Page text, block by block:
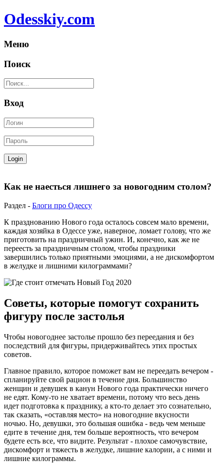
Odesskiy.com
Меню
Поиск
Вход
Как не наесться лишнего за новогодним столом?
Раздел - Блоги про Одессу
К празднованию Нового года осталось совсем мало времени,
каждая хозяйка в Одессе уже, наверное, ломает голову, что же
приготовить на праздничный ужин. И, конечно, как же не
переесть за праздничным столом, чтобы праздники
завершились только приятными эмоциями, а не дискомфортом
в желудке и лишними килограммами?
Советы, которые помогут сохранить
фигуру после застолья
Чтобы новогоднее застолье прошло без переедания и без
последствий для фигуры, придерживайтесь этих простых
советов.
Главное правило, которое поможет вам не переедать вечером -
спланируйте свой рацион в течение дня. Большинство
женщин и девушек в канун Нового года практически ничего
не едят. Кому-то не хватает времени, потому что весь день
идет подготовка к празднику, а кто-то делает это сознательно,
так сказать, «оставляя место» на новогодние вкусности
ночью. Но, девушки, это большая ошибка - ведь чем меньше
едите в течение дня, тем больше вероятность, что вечером
будете есть все, что видите. Результат - плохое самочувствие,
дискомфорт и тяжесть в желудке, лишние калории, а с ними и
лишние килограммы.